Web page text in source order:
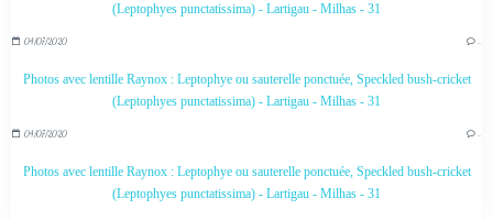
(Leptophyes punctatissima) - Lartigau - Milhas - 31
04/07/2020 …
Photos avec lentille Raynox : Leptophye ou sauterelle ponctuée, Speckled bush-cricket
(Leptophyes punctatissima) - Lartigau - Milhas - 31
04/07/2020 …
Photos avec lentille Raynox : Leptophye ou sauterelle ponctuée, Speckled bush-cricket
(Leptophyes punctatissima) - Lartigau - Milhas - 31